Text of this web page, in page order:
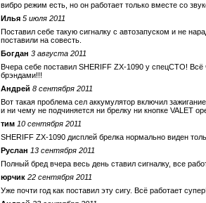
вибро режим есть, но он работает только вместе со
Илья 5 июля 2011
Поставил себе такую сигналку с автозапуском и не
поставили на совесть.
Богдан 3 августа 2011
Вчера себе поставил SHERIFF ZX-1090 у спецСТО!
брэндами!!!
Андрей 8 сентября 2011
Вот такая проблема сел аккумулятор включил
и ни чему не подчиняется ни брелку ни кнопке VALET
тим 10 сентября 2011
SHERIFF ZX-1090 дисплей брелка нормально виден
Руслан 13 сентября 2011
Полный бред вчера весь день ставил сигналку, все
юрчик 22 сентября 2011
Уже почти год как поставил эту сигу. Всё работает супер!